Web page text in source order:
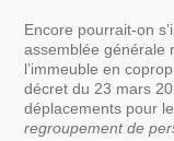
Encore pourrait-on
assemblée générale
l’immeuble en
décret du 23 mars
déplacements pour
regroupement de